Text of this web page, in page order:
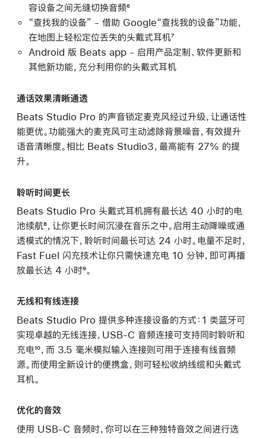
容设备之间无缝切换音频⁶
“查找我的设备” - 借助 Google“查找我的设备”功能，
在地图上轻松定位丢失的头戴式耳机⁷
Android 版 Beats app - 启用产品定制、软件更新和
其他新功能，充分利用你的头戴式耳机
通话效果清晰通透
Beats Studio Pro 的声音锁定麦克风经过升级，让通话性
能更优。功能强大的麦克风可主动滤除背景噪音，有效提升
语音清晰度。相比 Beats Studio3，最高能有 27% 的提
升。
聆听时间更长
Beats Studio Pro 头戴式耳机拥有最长达 40 小时的电
池续航⁸，让你更长时间沉浸在音乐之中。启用主动降噪或通
透模式的情况下，聆听时间最长可达 24 小时。电量不足时，
Fast Fuel 闪充技术让你只需快速充电 10 分钟，即可再播
放最长达 4 小时⁹。
无线和有线连接
Beats Studio Pro 提供多种连接设备的方式：1 类蓝牙可
实现卓越的无线连接，USB-C 音频连接可支持同时聆听和
充电¹⁰，而 3.5 毫米模拟输入连接则可用于连接有线音频
源。而使用全新设计的便携盒，则可轻松收纳线缆和头戴式
耳机。
优化的音效
使用 USB-C 音频时，你可以在三种独特音效之间进行选